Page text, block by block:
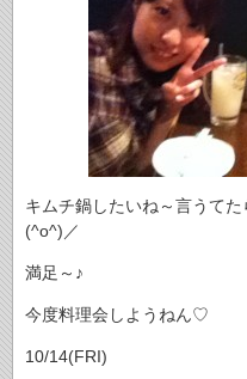
キムチ鍋したいね～言うてた
(^o^)／
満足～♪
今度料理会しようねん♡
10/14(FRI)